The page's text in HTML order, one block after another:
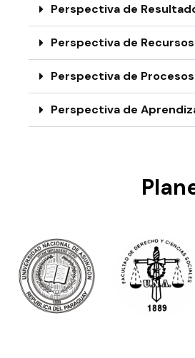
Perspectiva de
Perspectiva de Recursos
Perspectiva de
Perspectiva de